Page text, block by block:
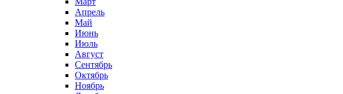
Апрель
Май
Июнь
Июль
Август
Сентябрь
Октябрь
Ноябрь